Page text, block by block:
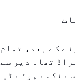
کے بعد،
تھا۔ دیر
نکلے ہوئے